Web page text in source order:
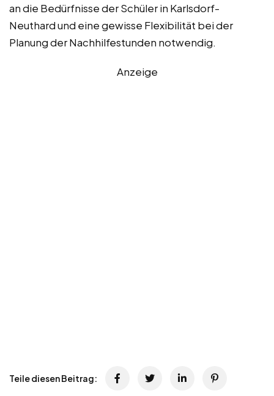
an die Bedürfnisse der Schüler in Karlsdorf-
Neuthard und eine gewisse Flexibilität bei der
Planung der Nachhilfestunden notwendig.
Anzeige
Teile diesen Beitrag: